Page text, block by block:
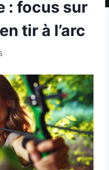
: focus sur
tir à l’arc